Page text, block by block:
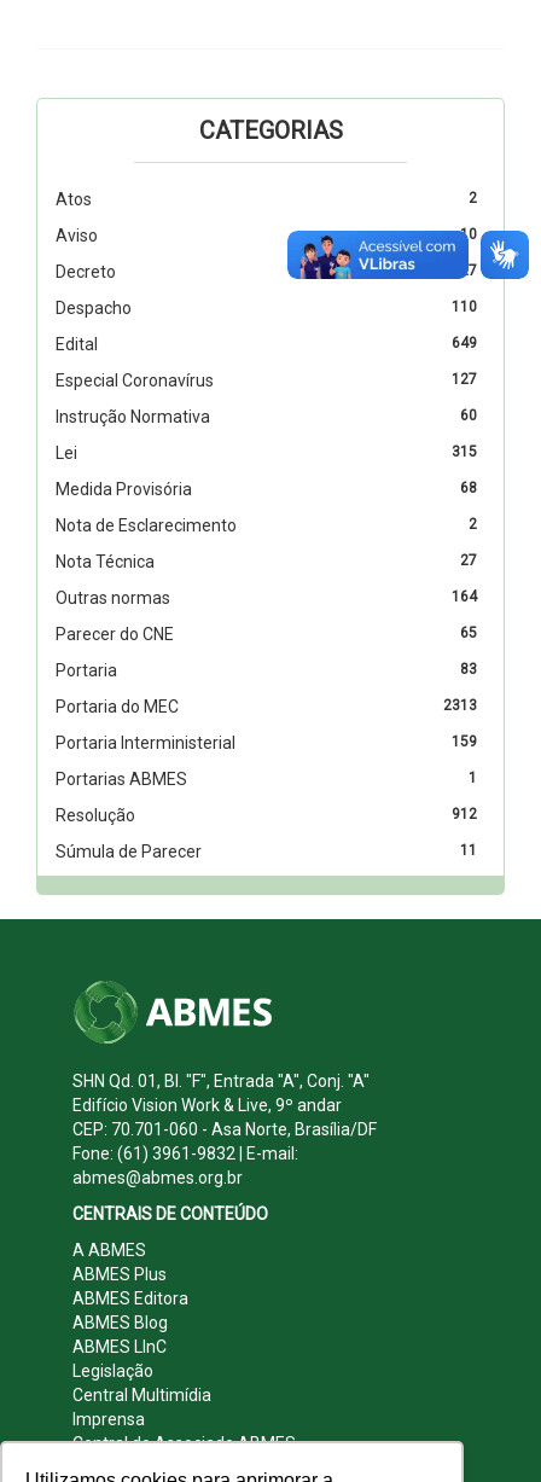
CATEGORIAS
2
Atos
10
Aviso
327
Decreto
110
Despacho
649
Edital
127
Especial Coronavírus
60
Instrução Normativa
315
Lei
68
Medida Provisória
2
Nota de Esclarecimento
27
Nota Técnica
164
Outras normas
65
Parecer do CNE
83
Portaria
2313
Portaria do MEC
159
Portaria Interministerial
1
Portarias ABMES
912
Resolução
11
Súmula de Parecer
SHN Qd. 01, Bl. "F", Entrada "A", Conj. "A"
Edifício Vision Work & Live, 9º andar
CEP: 70.701-060 - Asa Norte, Brasília/DF
Fone: (61) 3961-9832 | E-mail:
abmes@abmes.org.br
CENTRAIS DE CONTEÚDO
A ABMES
ABMES Plus
ABMES Editora
ABMES Blog
ABMES LInC
Legislação
Central Multimídia
Imprensa
Central do Associado ABMES